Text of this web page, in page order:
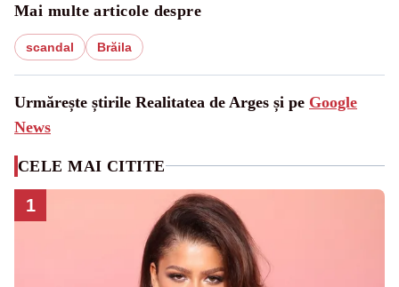
Mai multe articole despre
scandal Brăila
Urmărește știrile Realitatea de Arges și pe Google
News
CELE MAI CITITE
1